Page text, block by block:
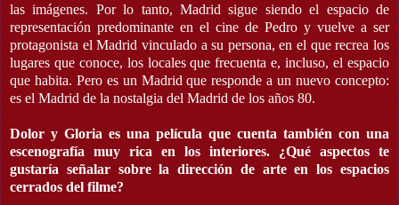
las imágenes. Por lo tanto, Madrid sigue siendo el espacio de
representación predominante en el cine de Pedro y vuelve a ser
protagonista el Madrid vinculado a su persona, en el que recrea los
lugares que conoce, los locales que frecuenta e, incluso, el espacio
que habita. Pero es un Madrid que responde a un nuevo concepto:
es el Madrid de la nostalgia del Madrid de los años 80.
Dolor y Gloria es una película que cuenta también con una
escenografía muy rica en los interiores. ¿Qué aspectos te
gustaría señalar sobre la dirección de arte en los espacios
cerrados del filme?